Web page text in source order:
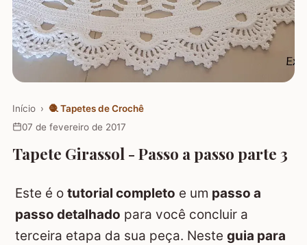
Início › 🧶 Tapetes de Crochê
07 de fevereiro de 2017
Tapete Girassol - Passo a passo parte 3
Este é o tutorial completo e um passo a
passo detalhado para você concluir a
terceira etapa da sua peça. Neste guia para